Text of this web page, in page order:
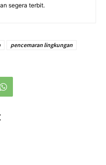
segera terbit.
pencemaran lingkungan